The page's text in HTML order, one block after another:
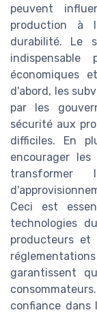
peuvent
production à
durabilité. Le
économiques
d'abord, les
par les
sécurité aux
difficiles. En
encourager
Ceci est
technologies
producteurs et
garantissent
confiance dans